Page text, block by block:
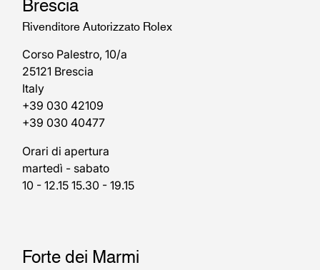
Rivenditore Autorizzato Rolex
Corso Palestro, 10/a
25121 Brescia
Italy
+39 030 42109
+39 030 40477
Orari di apertura
martedì - sabato
10 - 12.15 15.30 - 19.15
Forte dei Marmi